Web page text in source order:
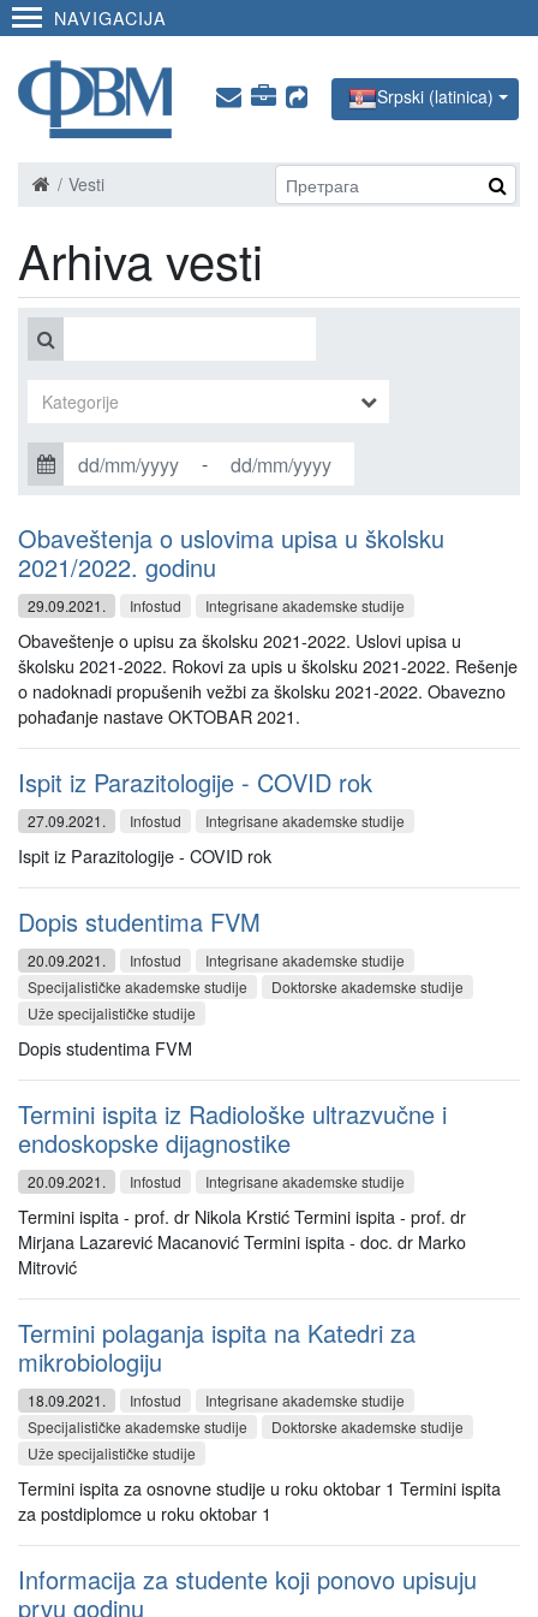
NAVIGACIJA
Srpski (latinica)
Vesti
Arhiva vesti
-
Obaveštenja o uslovima upisa u školsku
2021/2022. godinu
29.09.2021. Infostud Integrisane akademske studije
Obaveštenje o upisu za školsku 2021-2022. Uslovi upisa u
školsku 2021-2022. Rokovi za upis u školsku 2021-2022. Rešenje
o nadoknadi propušenih vežbi za školsku 2021-2022. Obavezno
pohađanje nastave OKTOBAR 2021.
Ispit iz Parazitologije - COVID rok
27.09.2021. Infostud Integrisane akademske studije
Ispit iz Parazitologije - COVID rok
Dopis studentima FVM
20.09.2021. Infostud
Integrisane akademske studije
Specijalističke akademske studije
Doktorske akademske studije
Uže specijalističke studije
Dopis studentima FVM
Termini ispita iz Radiološke ultrazvučne i
endoskopske dijagnostike
20.09.2021. Infostud Integrisane akademske studije
Termini ispita - prof. dr Nikola Krstić Termini ispita - prof. dr
Mirjana Lazarević Macanović Termini ispita - doc. dr Marko
Mitrović
Termini polaganja ispita na Katedri za
mikrobiologiju
18.09.2021. Infostud
Integrisane akademske studije
Specijalističke akademske studije
Doktorske akademske studije
Uže specijalističke studije
Termini ispita za osnovne studije u roku oktobar 1 Termini ispita
za postdiplomce u roku oktobar 1
Informacija za studente koji ponovo upisuju
prvu godinu